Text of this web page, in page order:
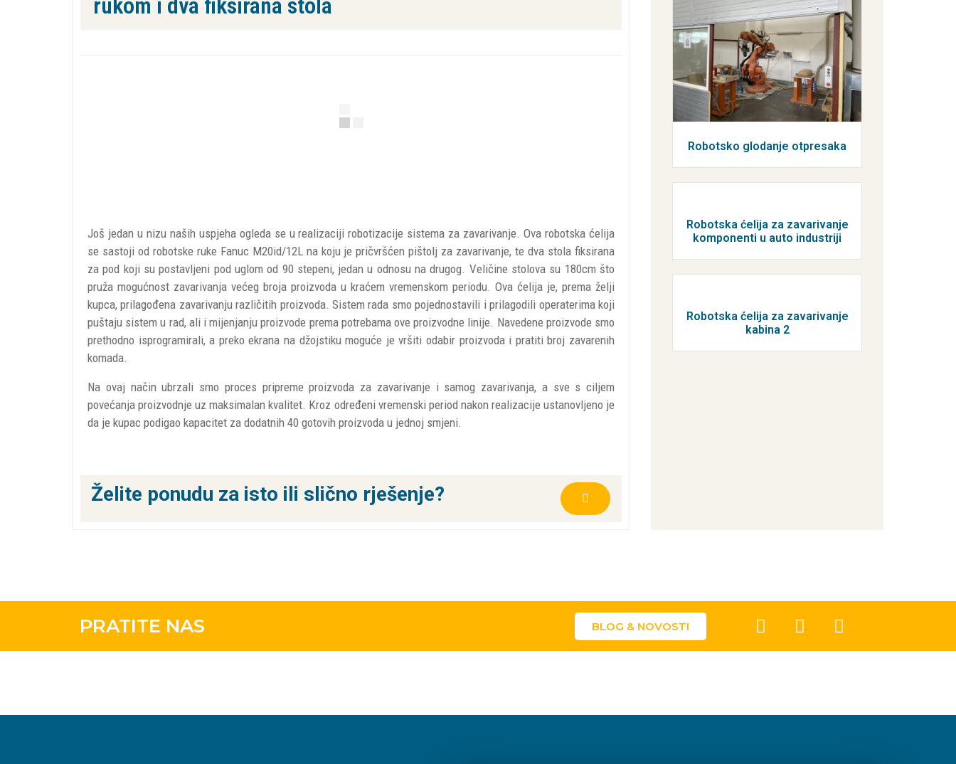
rukom i dva fiksirana stola
Još jedan u nizu naših uspjeha ogleda se u realizaciji robotizacije sistema za zavarivanje. Ova robotska ćelija
se sastoji od robotske ruke Fanuc M20id/12L na koju je pričvršćen pištolj za zavarivanje, te dva stola fiksirana
za pod koji su postavljeni pod uglom od 90 stepeni, jedan u odnosu na drugog. Veličine stolova su 180cm što
pruža mogućnost zavarivanja većeg broja proizvoda u kraćem vremenskom periodu. Ova ćelija je, prema želji
kupca, prilagođena zavarivanju različitih proizvoda. Sistem rada smo pojednostavili i prilagodili operaterima koji
puštaju sistem u rad, ali i mijenjanju proizvode prema potrebama ove proizvodne linije. Navedene proizvode smo
prethodno isprogramirali, a preko ekrana na džojstiku moguće je vršiti odabir proizvoda i pratiti broj zavarenih
komada.
Na ovaj način ubrzali smo proces pripreme proizvoda za zavarivanje i samog zavarivanja, a sve s ciljem
povećanja proizvodnje uz maksimalan kvalitet. Kroz određeni vremenski period nakon realizacije ustanovljeno je
da je kupac podigao kapacitet za dodatnih 40 gotovih proizvoda u jednoj smjeni.
Želite ponudu za isto ili slično rješenje?
Robotsko glodanje otpresaka
Robotska ćelija za zavarivanje
komponenti u auto industriji
Robotska ćelija za zavarivanje
kabina 2
PRATITE NAS BLOG & NOVOSTI